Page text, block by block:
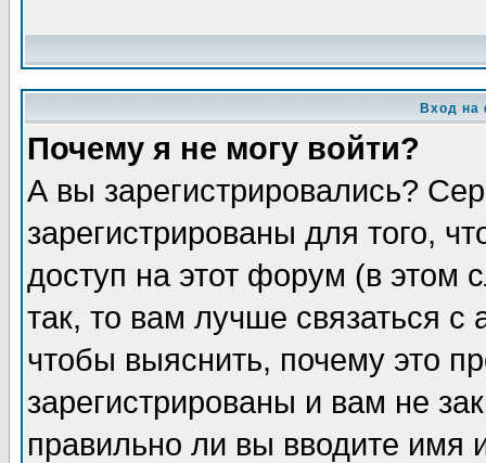
Вход на
Почему я не могу войти?
А вы зарегистрировались?
зарегистрированы для того,
доступ на этот форум (в этом
так, то вам лучше связаться
чтобы выяснить, почему это
зарегистрированы и вам не
правильно ли вы вводите